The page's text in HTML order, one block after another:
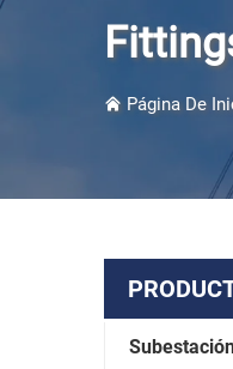
Página De